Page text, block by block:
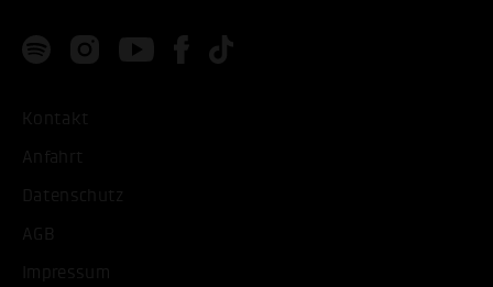
Kontakt
Anfahrt
Datenschutz
AGB
Impressum